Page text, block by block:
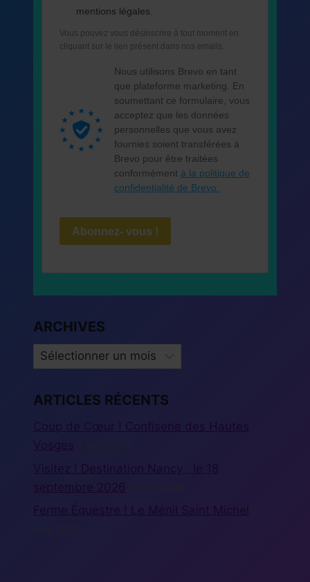
mentions légales.
Vous pouvez vous désinscrire à tout moment en
cliquant sur le lien présent dans nos emails.
Nous utilisons Brevo en tant
que plateforme marketing. En
soumettant ce formulaire, vous
acceptez que les données
personnelles que vous avez
fournies soient transférées à
Brevo pour être traitées
conformément à la politique de
confidentialité de Brevo.
Abonnez- vous !
ARCHIVES
ARCHIVES
ARTICLES RÉCENTS